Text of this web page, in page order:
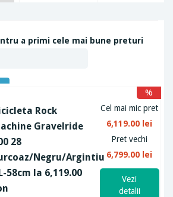
a primi cele mai bune preturi
Rock
Gravelride
28
Negru/Argintiu
58cm la 6,119.00
Cel mai mic pret
6,119.00 lei
Pret vechi
6,799.00 lei
%
Vezi
detalii